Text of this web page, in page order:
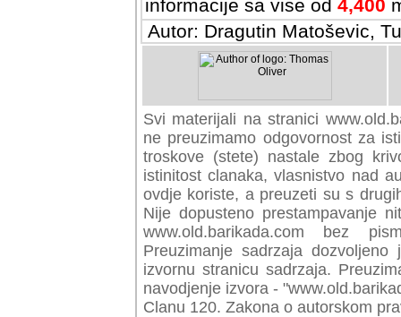
informacije sa vise od 4,400
Autor: Dragutin Matoševic,
Svi materijali na stranici
preuzimamo odgovornost za
troskove (stete) nastale zbog
istinitost clanaka, vlasnistvo nad
ovdje koriste, a preuzeti su s
Nije dopusteno prestampavanje
www.old.barikada.com bez
Preuzimanje sadrzaja
izvornu stranicu sadrzaja.
navodjenje izvora -
Clanu 120. Zakona o autorskom